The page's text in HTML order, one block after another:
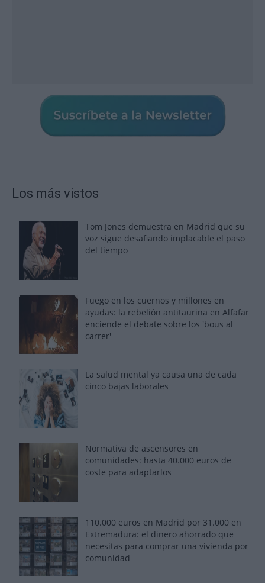
Los más vistos
Tom Jones demuestra en Madrid que su
voz sigue desafiando implacable el paso
del tiempo
Fuego en los cuernos y millones en
ayudas: la rebelión antitaurina en Alfafar
enciende el debate sobre los 'bous al
carrer'
La salud mental ya causa una de cada
cinco bajas laborales
Normativa de ascensores en
comunidades: hasta 40.000 euros de
coste para adaptarlos
110.000 euros en Madrid por 31.000 en
Extremadura: el dinero ahorrado que
necesitas para comprar una vivienda por
comunidad